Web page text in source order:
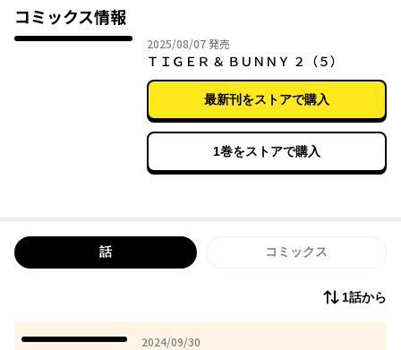
の模様は人気番組『HERO TV』で中継されており、各々“キング・
オブ・ヒーロー”を目指し、年間ランキングを争っている。 鏑木・
T・虎徹とバーナビー・ブルックス Jr.は、今日も平和のため、そ
して所属企業「アポロンメディア」のイメージアップのためにヒ
ーロー活動を続けていた。 シュテルンビルト発祥の“ヒーローシス
テム”は、今や世界各地で導入され、ヒーローも増加傾向にあり、
シュテルンビルトにも新たなヒーローが加入。 先輩ヒーローとし
ての活躍も期待される虎徹とバーナビーだが果たして？！
コミックス情報
2025/08/072025年08月07日
発売
ＴＩＧＥＲ ＆ ＢＵＮＮＹ ２（５）
最新刊をストアで購入
1巻をストアで購入
話 コミックス
1話から
2024/09/30
2024年09月30日